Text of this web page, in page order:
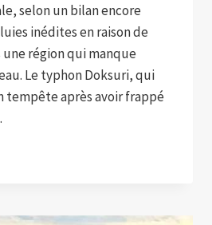
selon un bilan encore
inédites en raison de
région qui manque
Le typhon Doksuri, qui
tempête après avoir frappé